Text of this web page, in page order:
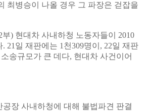
최병승이 나올 경우 그 파장은 걷잡을
) 현대차 사내하청 노동자들이 2010
21일 재판에는 1천309명이, 22일 재판
송규모가 큰 데다, 현대차 사건이어
장 사내하청에 대해 불법파견 판결